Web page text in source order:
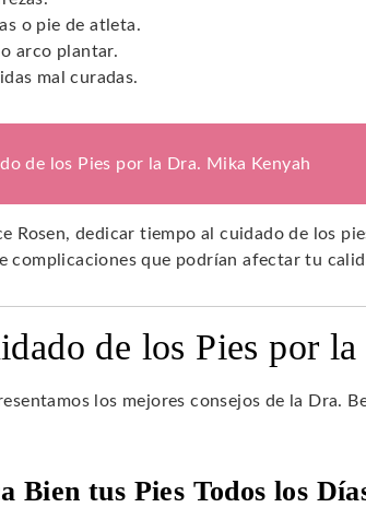
o pie de atleta.
arco plantar.
mal curadas.
de los Pies por la Dra. Mika Kenyah
Rosen, dedicar tiempo al cuidado de los
complicaciones que podrían afectar tu
de los Pies por
los mejores consejos de la Dra.
Bien tus Pies Todos los